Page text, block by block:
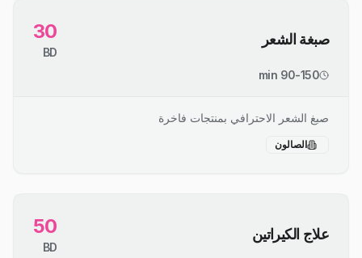
صبغة الشعر 30
BD
90-150 min
صبغ الشعر الاحترافي بمنتجات فاخرة
الصالون
علاج الكيراتين 50
BD